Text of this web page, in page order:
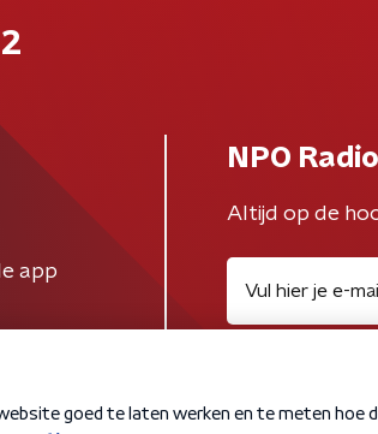
app
NPO
Altijd op de